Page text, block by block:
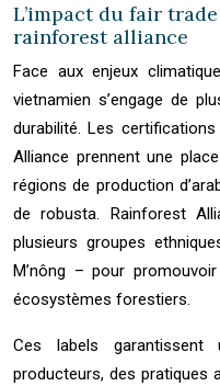
L’impact du fair
rainforest alliance
Face aux enjeux
vietnamien s’engage de
durabilité. Les
Alliance prennent une
régions de production
de robusta. Rainforest
plusieurs groupes
M’nông – pour
écosystèmes forestiers.
Ces labels garantissent
producteurs, des pratiques